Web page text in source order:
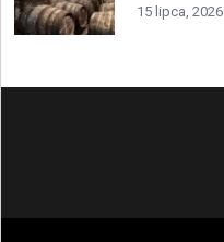
15 lipca, 2026